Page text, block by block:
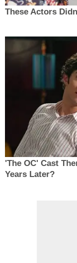
These Actors
'The OC' Cast
Years Later?